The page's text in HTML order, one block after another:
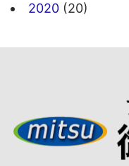
2020 (20)